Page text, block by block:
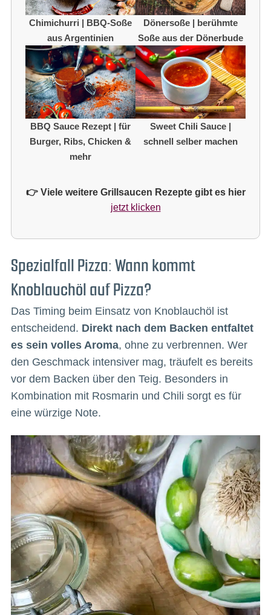
Chimichurri | BBQ-Soße
aus Argentinien
Dönersoße | berühmte
Soße aus der Dönerbude
BBQ Sauce Rezept | für
Burger, Ribs, Chicken &
mehr
Sweet Chili Sauce |
schnell selber machen
👉 Viele weitere Grillsaucen Rezepte gibt es hier
jetzt klicken
Spezialfall Pizza: Wann kommt
Knoblauchöl auf Pizza?
Das Timing beim Einsatz von Knoblauchöl ist
entscheidend. Direkt nach dem Backen entfaltet
es sein volles Aroma, ohne zu verbrennen. Wer
den Geschmack intensiver mag, träufelt es bereits
vor dem Backen über den Teig. Besonders in
Kombination mit Rosmarin und Chili sorgt es für
eine würzige Note.